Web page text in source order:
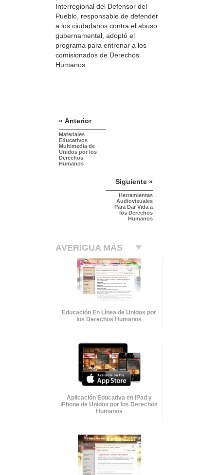
Interregional del Defensor del
Pueblo, responsable de defender
a los ciudadanos contra el abuso
gubernamental, adoptó el
programa para entrenar a los
comisionados de Derechos
Humanos.
« Anterior
Materiales
Educativos
Multimedia de
Unidos por los
Derechos
Humanos
Siguiente »
Herramientas
Audiovisuales
Para Dar Vida a
los Derechos
Humanos
AVERIGUA MÁS
Educación En Línea de Unidos por
los Derechos Humanos
Aplicación Educativa en iPad y
iPhone de Unidos por los Derechos
Humanos